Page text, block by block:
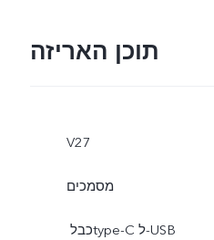
תוכן האריזה
V27
מסמכים
כבל ‏type-C ל-USB